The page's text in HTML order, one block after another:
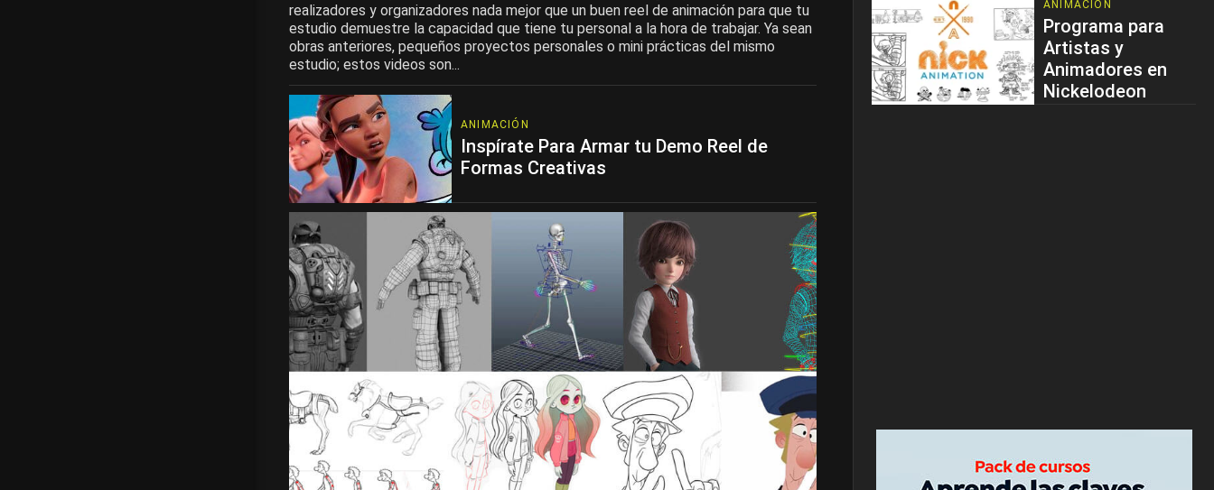
realizadores y organizadores nada mejor que un buen reel de animación para que tu
estudio demuestre la capacidad que tiene tu personal a la hora de trabajar. Ya sean
obras anteriores, pequeños proyectos personales o mini prácticas del mismo
estudio; estos videos son...
ANIMACIÓN
Inspírate Para Armar tu Demo Reel de
Formas Creativas
ANIMACIÓN
Programa para
Artistas y
Animadores en
Nickelodeon